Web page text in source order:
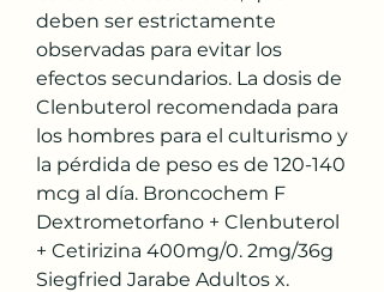
deben ser estrictamente
observadas para evitar los
efectos secundarios. La dosis de
Clenbuterol recomendada para
los hombres para el culturismo y
la pérdida de peso es de 120-140
mcg al día. Broncochem F
Dextrometorfano + Clenbuterol
+ Cetirizina 400mg/0. 2mg/36g
Siegfried Jarabe Adultos x.